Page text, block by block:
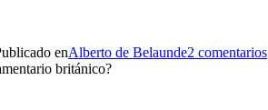
enAlberto de Belaunde2 comentarios
británico?